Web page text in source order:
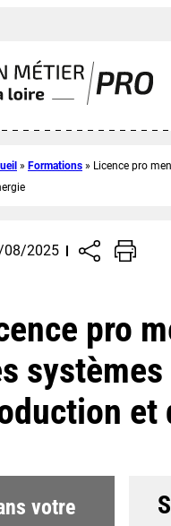
» Formations » Licence pro
08/2025
pro
et
votre